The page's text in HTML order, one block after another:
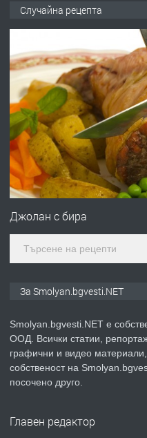
ПРЕДЛАГА Имот в
ПРЕДЛАГА
ТЪРСИ Търсят
Случайна рецепта
Джолан с бира
За Smolyan.bgvesti.NET
Smolyan.bgvesti.NET е
ООД. Всички статии,
графични и видео
собственост на
посочено друго.
Главен редактор